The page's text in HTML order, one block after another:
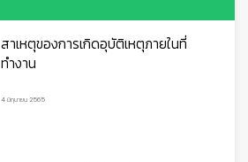
สาเหตุของการเกิดอุบัติเหตุภายในที่
ทำงาน
4 มิถุนายน 2565